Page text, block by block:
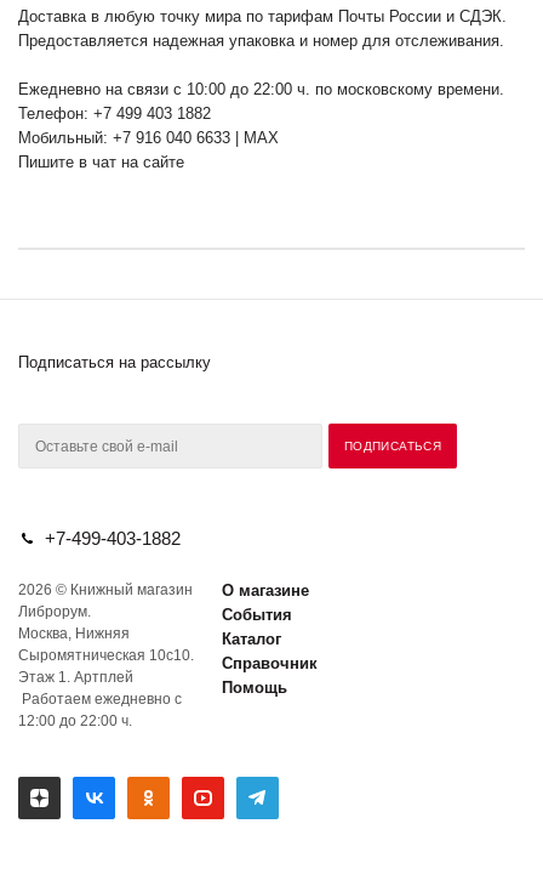
Доставка в любую точку мира по тарифам Почты России и СДЭК.
Предоставляется надежная упаковка и номер для отслеживания.
Ежедневно на связи с 10:00 до 22:00 ч. по московскому времени.
Телефон: +7 499 403 1882
Мобильный: +7 916 040 6633 | MAX
Пишите в чат на сайте
Подписаться на рассылку
+7-499-403-1882
2026 © Книжный магазин
Либрорум.
Москва, Нижняя
Сыромятническая 10с10.
Этаж 1. Артплей
Работаем ежедневно с
12:00 до 22:00 ч.
О магазине
События
Каталог
Справочник
Помощь